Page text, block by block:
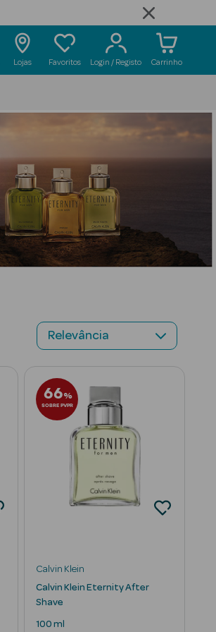
Lojas Favoritos Login / Registo Carrinho
66%
SOBRE PVPR
Calvin Klein
Calvin Klein Eternity After
Shave
100 ml